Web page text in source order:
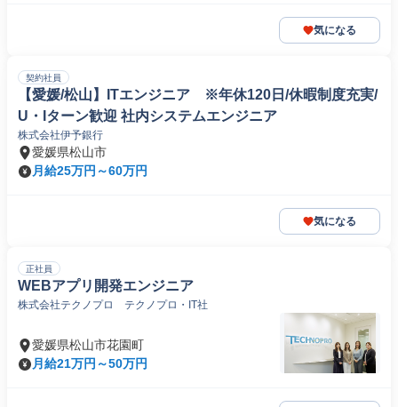
気になる
契約社員
【愛媛/松山】ITエンジニア ※年休120日/休暇制度充実/
U・Iターン歓迎 社内システムエンジニア
株式会社伊予銀行
愛媛県松山市
月給25万円～60万円
気になる
正社員
WEBアプリ開発エンジニア
株式会社テクノプロ テクノプロ・IT社
愛媛県松山市花園町
月給21万円～50万円